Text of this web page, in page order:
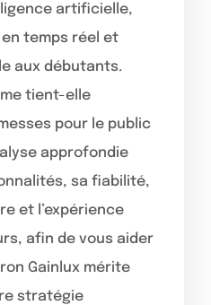
artificielle,
temps réel et
aux débutants.
tient-elle
pour le public
approfondie
sa fiabilité,
et l’expérience
afin de vous aider
Gainlux mérite
stratégie